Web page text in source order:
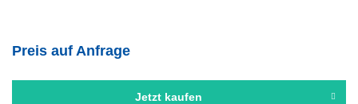
Preis auf Anfrage
Jetzt kaufen